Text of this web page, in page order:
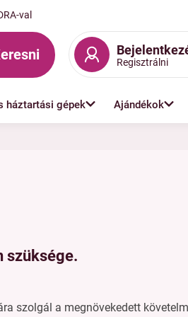
val
Regisztrálni
háztartási gépek Ajándékok
szüksége.
szolgál a megnövekedett